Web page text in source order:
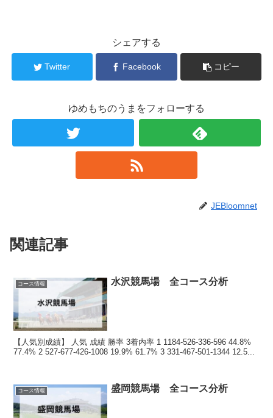
シェアする
Twitter Facebook コピー
ゆめもちのうまをフォローする
JEBloomnet
関連記事
コース情報 水沢競馬場 全コース分析
【人気別成績】 人気 成績 勝率 3着内率 1 1184-526-336-596 44.8%
77.4% 2 527-677-426-1008 19.9% 61.7% 3 331-467-501-1344 12.5...
コース情報 盛岡競馬場 全コース分析